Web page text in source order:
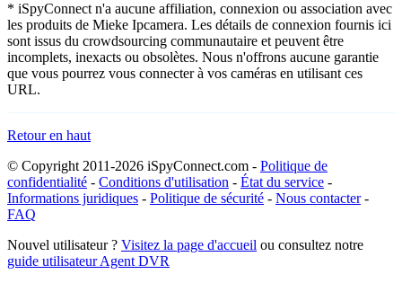
* iSpyConnect n'a aucune affiliation, connexion ou association avec
les produits de Mieke Ipcamera. Les détails de connexion fournis ici
sont issus du crowdsourcing communautaire et peuvent être
incomplets, inexacts ou obsolètes. Nous n'offrons aucune garantie
que vous pourrez vous connecter à vos caméras en utilisant ces
URL.
Retour en haut
© Copyright 2011-2026 iSpyConnect.com - Politique de
confidentialité - Conditions d'utilisation - État du service -
Informations juridiques - Politique de sécurité - Nous contacter-
FAQ
Nouvel utilisateur ? Visitez la page d'accueil ou consultez notre
guide utilisateur Agent DVR